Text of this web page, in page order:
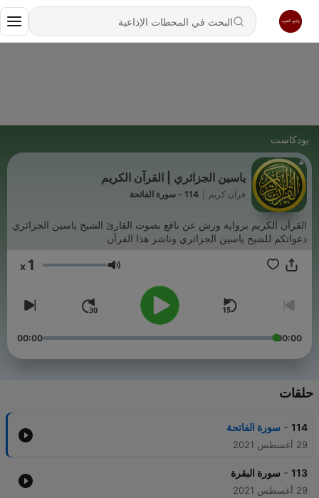
بودكاست
ياسين الجزائري | القرآن الكريم
قرآن كريم 114 - سورة الفاتحة
القرآن الكريم برواية ورش عن نافع بصوت القارئ الشيخ ياسين الجزائري
دعواتكم للشيخ ياسين الجزائري وناشر هذا القرآن
مستوى الصوت 1
00:00
00:00
حلقات
114
- سورة الفاتحة
29 أغسطس 2021
113
- سورة البقرة
29 أغسطس 2021